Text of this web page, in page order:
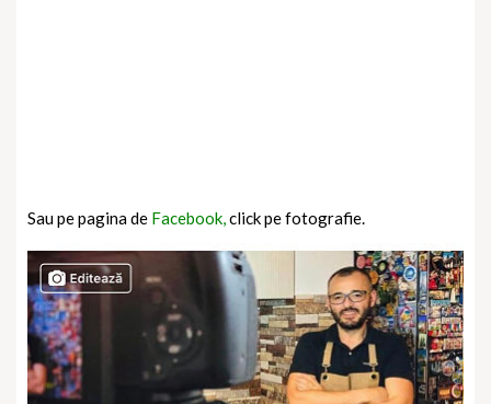
Sau pe pagina de Facebook,click pe fotografie.